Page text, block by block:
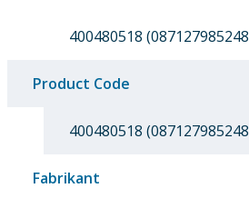
400480518
Product Code
400480518
Fabrikant